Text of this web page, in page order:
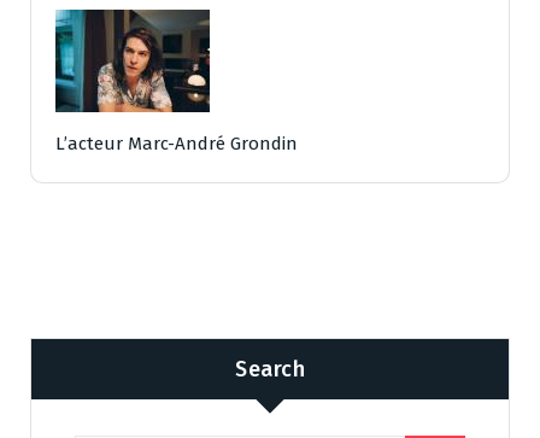
L’acteur Marc-André Grondin
Search